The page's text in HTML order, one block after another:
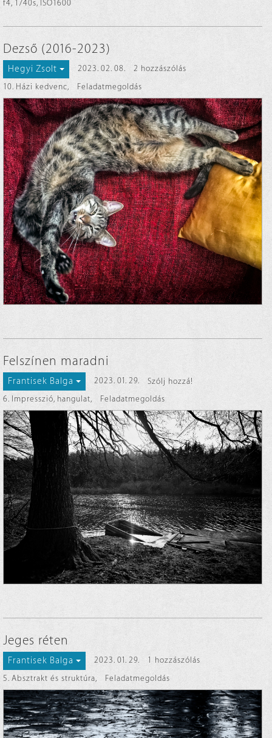
f4, 1/40s, ISO1600
Dezső (2016-2023)
Hegyi Zsolt 2023. 02. 08.
2 hozzászólás
10. Házi kedvenc, Feladatmegoldás
Felszínen maradni
Frantisek Balga 2023. 01. 29.
Szólj hozzá!
6. Impresszió, hangulat, Feladatmegoldás
Jeges réten
Frantisek Balga 2023. 01. 29.
1 hozzászólás
5. Absztrakt és struktúra, Feladatmegoldás